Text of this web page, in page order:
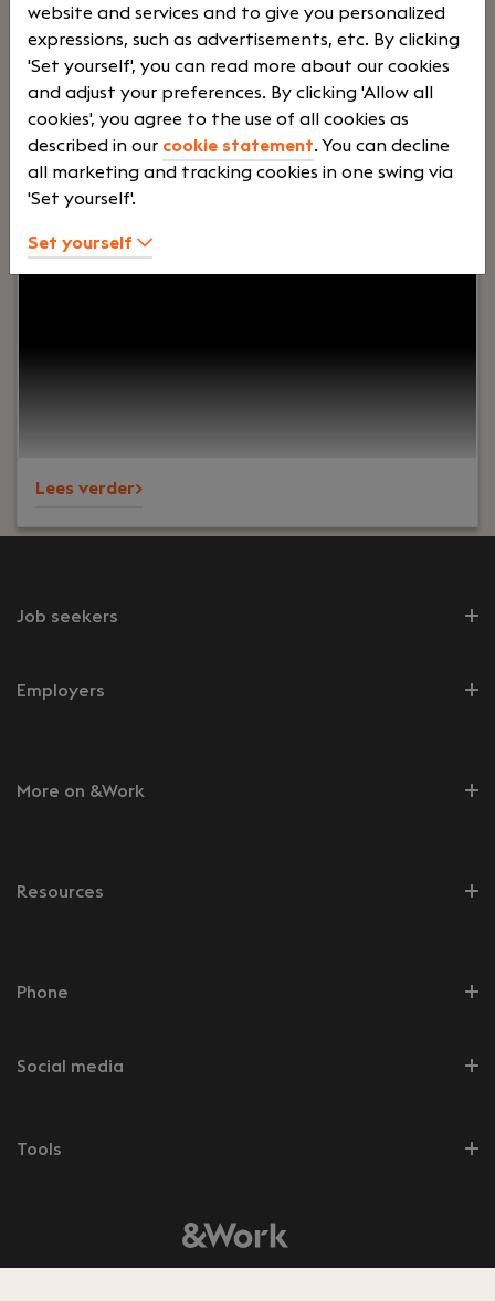
Software Tester
FullRed B.V.
Apeldoorn
Voltijd
€ 4500 - €
Your role:Ben jij een Software Tester die op zoek is
naar een nieuwe uitdaging? Bij Fullred krijg je de
Lees verder>
Job seekers
Employers
More on &Work
Resources
Phone
Social media
Tools
website and services and to give you personalized
expressions, such as advertisements, etc. By clicking
'Set yourself', you can read more about our cookies
and adjust your preferences. By clicking 'Allow all
cookies', you agree to the use of all cookies as
described in our cookie statement. You can decline
all marketing and tracking cookies in one swing via
'Set yourself'.
Set yourself